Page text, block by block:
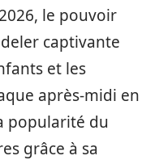
le pouvoir
captivante
et les
après-midi en
popularité du
grâce à sa